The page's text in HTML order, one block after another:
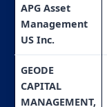
APG Asset
Management
US Inc.
GEODE
CAPITAL
MANAGEMENT,